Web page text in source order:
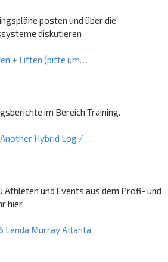
posten und über die
diskutieren
+ Liften (bitte um…
im Bereich Training.
Hybrid Log / …
Athleten und Events aus dem Profi- und
hier.
Lenda Murray Atlanta…